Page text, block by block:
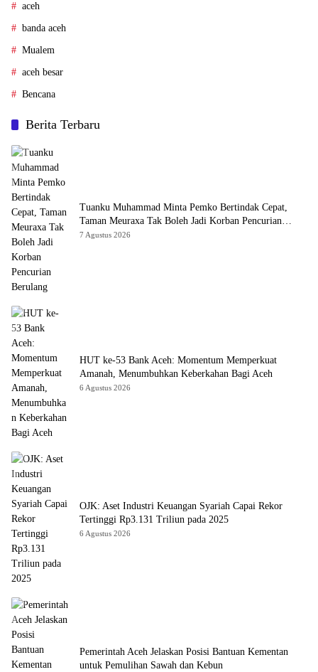
aceh
banda aceh
Mualem
aceh besar
Bencana
Berita Terbaru
Tuanku Muhammad Minta Pemko Bertindak Cepat,
Taman Meuraxa Tak Boleh Jadi Korban Pencurian
Berulang
7 Agustus 2026
HUT ke-53 Bank Aceh: Momentum Memperkuat
Amanah, Menumbuhkan Keberkahan Bagi Aceh
6 Agustus 2026
OJK: Aset Industri Keuangan Syariah Capai Rekor
Tertinggi Rp3.131 Triliun pada 2025
6 Agustus 2026
Pemerintah Aceh Jelaskan Posisi Bantuan Kementan
untuk Pemulihan Sawah dan Kebun